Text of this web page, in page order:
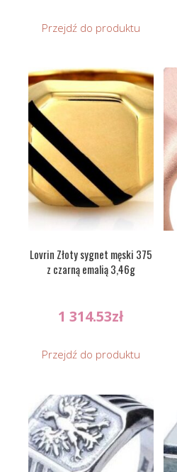
Przejdź do produktu
Lovrin Złoty sygnet męski 375
z czarną emalią 3,46g
1 314.53zł
Przejdź do produktu